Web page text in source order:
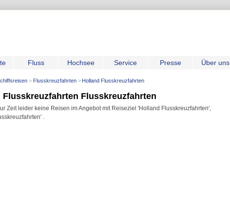
Fluss Hochsee Service Presse Über uns
Flusskreuzfahrten Holland Flusskreuzfahrten
Flusskreuzfahrten Flusskreuzfahrten
Zeit leider keine Reisen im Angebot mit Reiseziel 'Holland Flusskreuzfahrten',
.